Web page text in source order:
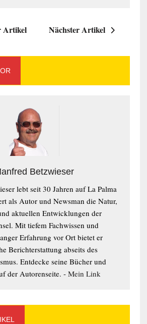
Artikel Nächster Artikel
Betzwieser
lebt seit 30 Jahren auf La Palma
als Autor und Newsman die Natur,
aktuellen Entwicklungen der
Mit tiefem Fachwissen und
Erfahrung vor Ort bietet er
Berichterstattung abseits des
Entdecke seine Bücher und
der Autorenseite. -Mein Link